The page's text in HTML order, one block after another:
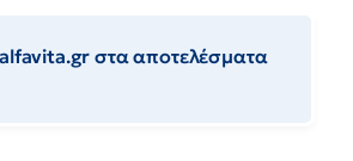
alfavita.gr στα αποτελέσματα